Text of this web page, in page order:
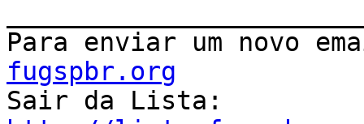
Para enviar um novo
fugspbr.org